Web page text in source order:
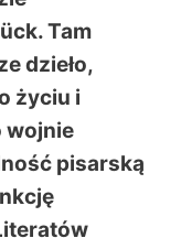
Tam
dzieło,
życiu i
wojnie
pisarską